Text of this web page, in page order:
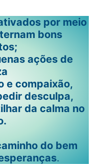
por meio
bons
ações de
e compaixão,
desculpa,
da calma no
do bem
.